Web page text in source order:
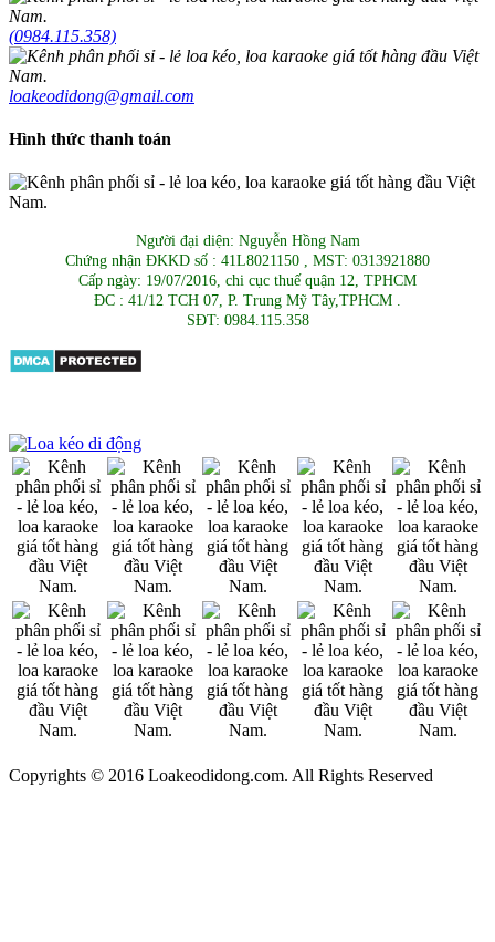
(0984.115.358)
loakeodidong@gmail.com
Hình thức thanh toán
Người đại diện: Nguyễn Hồng Nam
Chứng nhận ĐKKD số : 41L8021150 , MST: 0313921880
Cấp ngày: 19/07/2016, chi cục thuế quận 12, TPHCM
ĐC : 41/12 TCH 07, P. Trung Mỹ Tây,TPHCM .
SĐT: 0984.115.358
Copyrights © 2016 Loakeodidong.com. All Rights Reserved